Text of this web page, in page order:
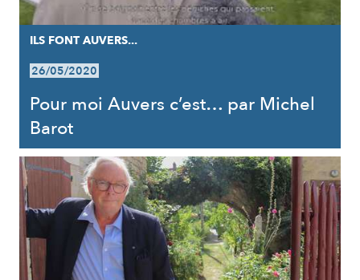
ILS FONT AUVERS...
26/05/2020
Pour moi Auvers c’est… par Michel
Barot